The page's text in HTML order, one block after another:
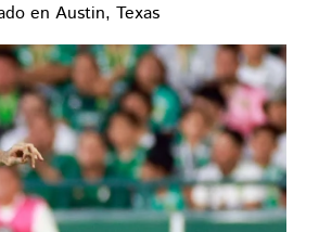
en Austin, Texas